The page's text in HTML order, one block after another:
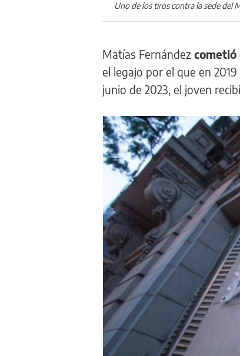
Uno de los tiros contra la sede del
Matías Fernández cometió
el legajo por el que en
junio de 2023, el joven